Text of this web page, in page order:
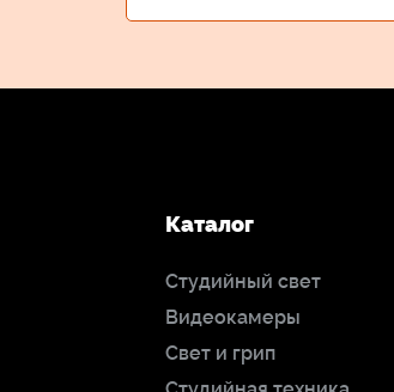
Каталог
Студийный свет
Видеокамеры
Свет и грип